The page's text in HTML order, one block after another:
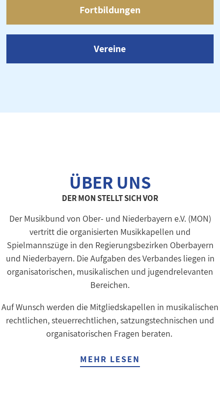
Fortbildungen
Vereine
ÜBER UNS
DER MON STELLT SICH VOR
Der Musikbund von Ober- und Niederbayern e.V. (MON)
vertritt die organisierten Musikkapellen und
Spielmannszüge in den Regierungsbezirken Oberbayern
und Niederbayern. Die Aufgaben des Verbandes liegen in
organisatorischen, musikalischen und jugendrelevanten
Bereichen.
Auf Wunsch werden die Mitgliedskapellen in musikalischen
rechtlichen, steuerrechtlichen, satzungstechnischen und
organisatorischen Fragen beraten.
MEHR LESEN